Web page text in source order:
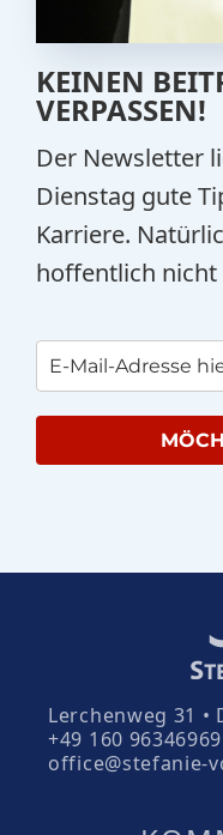
KEINEN
VERPASSEN!
Der Newsletter
Dienstag gute
Karriere.
hoffentlich
Lerchenweg 31 •
+49 160 96346969
office@stefanie-